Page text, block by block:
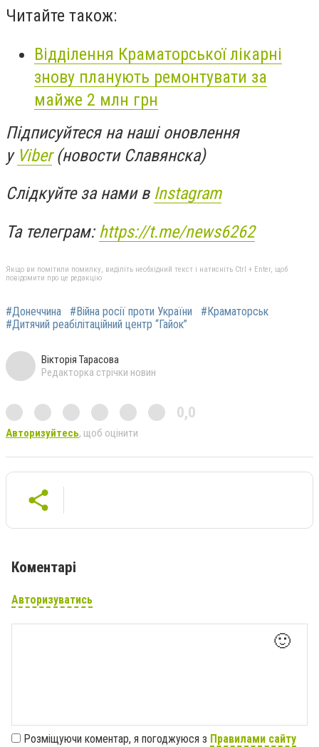
Читайте також:
Відділення Краматорської лікарні
знову планують ремонтувати за
майже 2 млн грн
Підписуйтеся на наші оновлення
у Viber(новости Славянска)
Слідкуйте за нами в Instagram
Та телеграм:https://t.me/news6262
Якщо ви помітили помилку, виділіть необхідний текст і натисніть Ctrl + Enter, щоб
повідомити про це редакцію
#Донеччина #Війна росії проти України
#Краматорськ
#Дитячий реабілітаційний центр “Гайок”
Вікторія Тарасова
Редакторка стрічки новин
0,0
Авторизуйтесь, щоб оцінити
Коментарі
Авторизуватись
🙂
Розміщуючи коментар, я погоджуюся з Правилами сайту